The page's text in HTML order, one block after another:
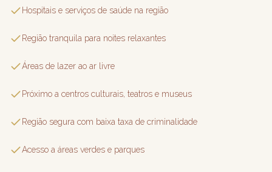
Hospitais e serviços de saúde na região
Região tranquila para noites relaxantes
Áreas de lazer ao ar livre
Próximo a centros culturais, teatros e museus
Região segura com baixa taxa de criminalidade
Acesso a áreas verdes e parques